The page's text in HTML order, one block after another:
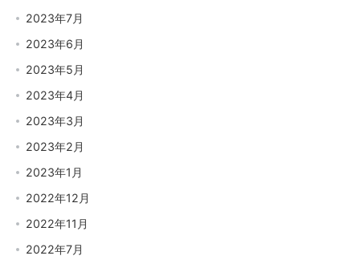
2023年7月
2023年6月
2023年5月
2023年4月
2023年3月
2023年2月
2023年1月
2022年12月
2022年11月
2022年7月